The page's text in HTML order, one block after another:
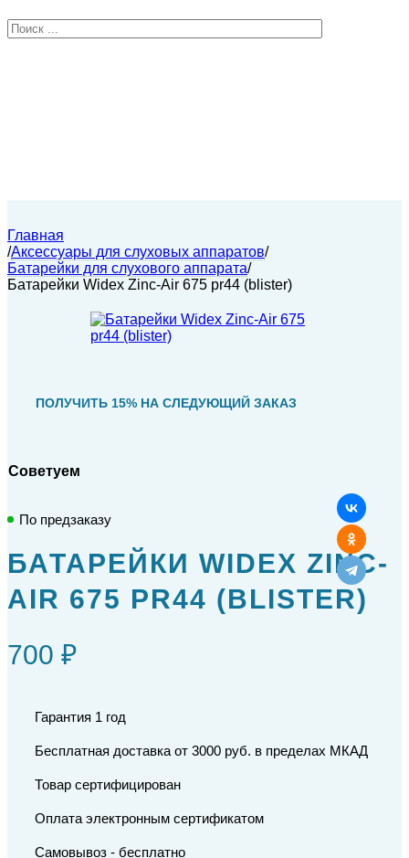
Главная
/Аксессуары для слуховых аппаратов/
Батарейки для слухового аппарата/
Батарейки Widex Zinc-Air 675 pr44 (blister)
ПОЛУЧИТЬ 15% НА СЛЕДУЮЩИЙ ЗАКАЗ
Советуем
По предзаказу
БАТАРЕЙКИ WIDEX ZINC-
AIR 675 PR44 (BLISTER)
700 ₽
Гарантия 1 год
Бесплатная доставка от 3000 руб. в пределах МКАД
Товар сертифицирован
Оплата электронным сертификатом
Самовывоз - бесплатно